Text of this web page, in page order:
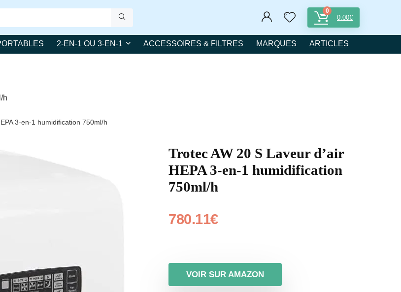
0
0.00€
2-EN-1 OU 3-EN-1 ACCESSOIRES & FILTRES MARQUES ARTICLES
h
3-en-1 humidification 750ml/h
Trotec AW 20 S Laveur d’air
HEPA 3-en-1 humidification
750ml/h
780.11€
VOIR SUR AMAZON